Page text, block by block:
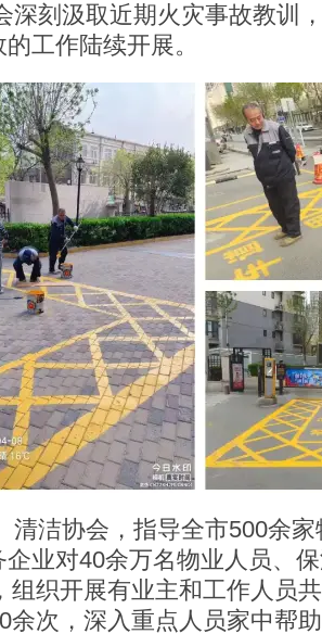
深刻汲取近期火灾事故教训
工作陆续开展。
清洁协会，指导全市500余
业对40余万名物业人员、
组织开展有业主和工作人员
余次，深入重点人员家中帮